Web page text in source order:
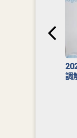
調